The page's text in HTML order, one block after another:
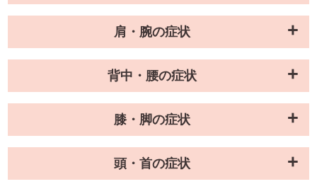
肩・腕の症状
背中・腰の症状
膝・脚の症状
頭・首の症状